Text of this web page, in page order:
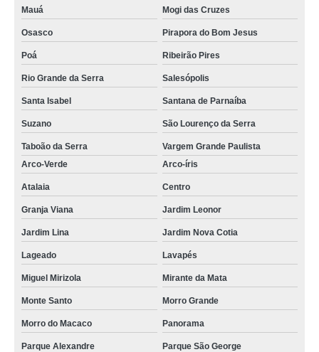
Mauá Mogi das Cruzes
Osasco Pirapora do Bom Jesus
Poá Ribeirão Pires
Rio Grande da Serra Salesópolis
Santa Isabel Santana de Parnaíba
Suzano São Lourenço da Serra
Taboão da Serra
Vargem Grande Paulista
Arco-Verde
Arco-íris
Atalaia Centro
Granja Viana Jardim Leonor
Jardim Lina Jardim Nova Cotia
Lageado Lavapés
Miguel Mirizola Mirante da Mata
Monte Santo Morro Grande
Morro do Macaco Panorama
Parque Alexandre Parque São George